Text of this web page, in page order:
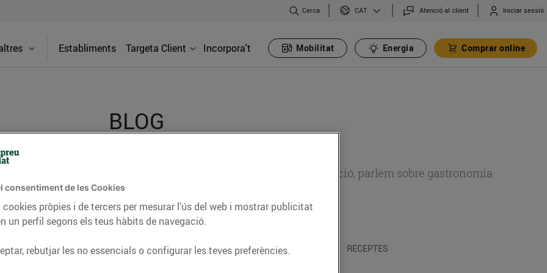
Cerca CAT Atenció al client Iniciar sessió
Establiments Targeta Client Incorpora't Mobilitat Energia Comprar online
BLOG
consells nutricionals, informació d’actualitat sobre alimentació, parlem sobre gastronomia
CONSELLS I HÀBITS SALUDABLES ENERGIA GASTRONOMIA I TRADICIONS RECEPTES
consentiment de les Cookies
pròpies i de tercers per mesurar l’ús del web i mostrar publicitat
un perfil segons els teus hàbits de navegació.
rebutjar les no essencials o configurar les teves preferències.